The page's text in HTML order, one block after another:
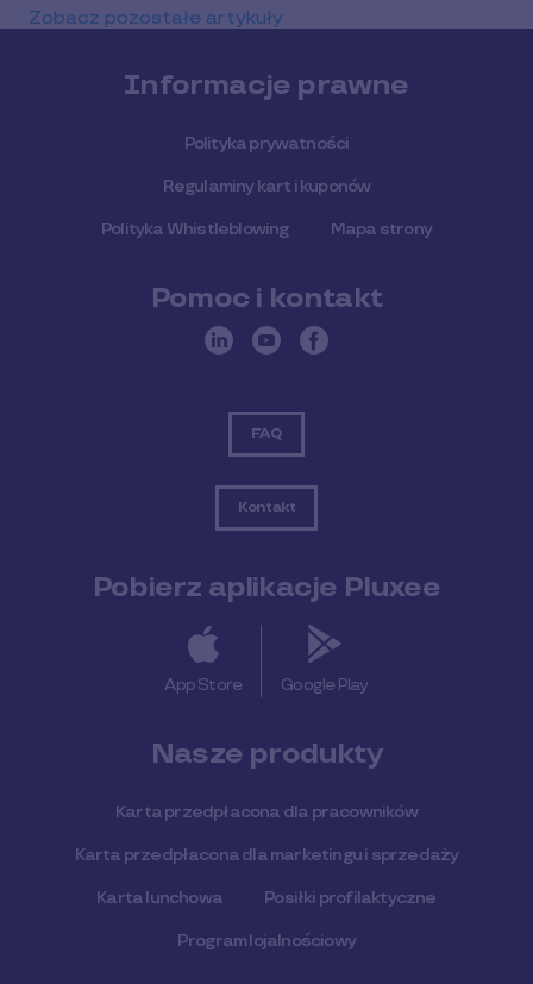
Zobacz pozostałe artykuły
Informacje prawne
Polityka prywatności
Regulaminy kart i kuponów
Polityka Whistleblowing Mapa strony
Pomoc i kontakt
FAQ
Kontakt
Pobierz aplikacje Pluxee
App Store Google Play
Nasze produkty
Karta przedpłacona dla pracowników
Karta przedpłacona dla marketingu i sprzedaży
Karta lunchowa Posiłki profilaktyczne
Program lojalnościowy